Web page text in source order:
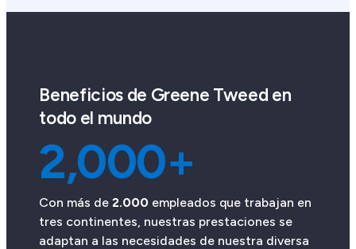
Beneficios de Greene Tweed en
todo el mundo
2,000+
Con más de2.000 empleados que trabajan en
tres continentes, nuestras prestaciones se
adaptan a las necesidades de nuestra diversa